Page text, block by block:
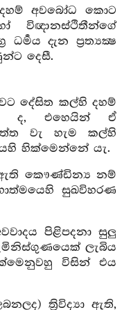
දහම් අවබෝධ කොට
විඥානස්ථිතීන්ගේ
දැන ප්‍රත්‍යක්‍ෂ
දෙසී.
දේසිත කල්හි දහම්
ද, එහෙයින් ඒ
වැ හැම කල්හි
හික්මෙන්නේ යැ.
ඇති කෞණ්ඩින්‍ය නම්
සුඛවිහරණ
පිළිපදනා සුලු
ලැබිය
විසින් එය
ත්‍රිවිද්‍යා ඇති,